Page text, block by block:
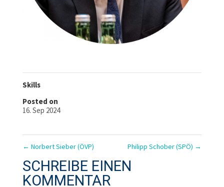
Skills
Posted on
16. Sep 2024
← Norbert Sieber (ÖVP) Philipp Schober (SPÖ) →
SCHREIBE EINEN
KOMMENTAR